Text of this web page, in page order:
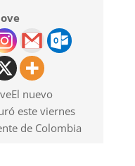
nuevo
este viernes
de Colombia